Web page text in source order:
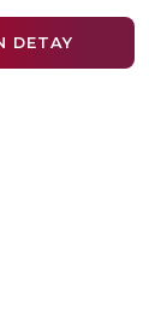
DETAY